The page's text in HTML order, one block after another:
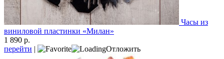
Часы из
виниловой пластинки «Милан»
1 890 р.
перейти | Отложить